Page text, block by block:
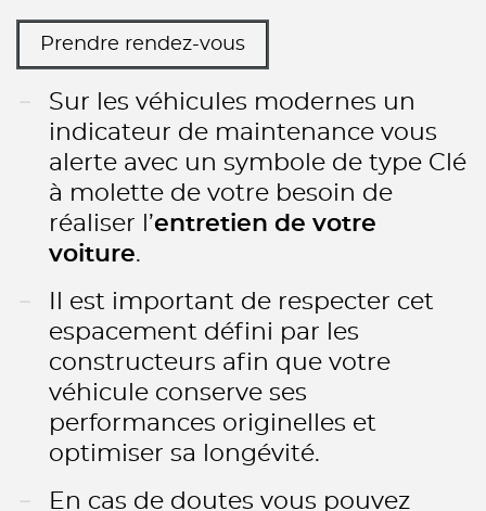
Prendre rendez-vous
Sur les véhicules modernes un
indicateur de maintenance vous
alerte avec un symbole de type Clé
à molette de votre besoin de
réaliser l’entretien de votre
voiture.
Il est important de respecter cet
espacement défini par les
constructeurs afin que votre
véhicule conserve ses
performances originelles et
optimiser sa longévité.
En cas de doutes vous pouvez